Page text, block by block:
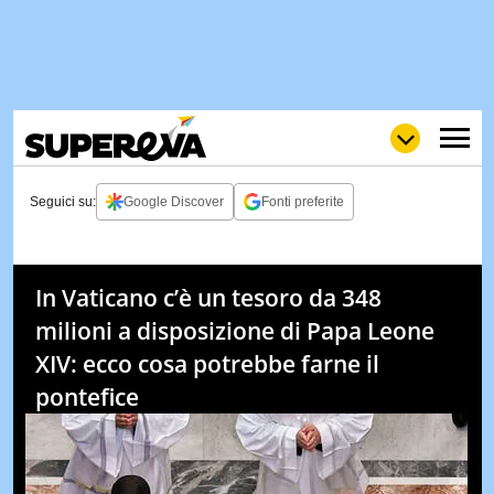
NEWS
& TV
QUIZ
Seguici su: Google Discover Fonti preferite
In Vaticano c’è un tesoro da 348
milioni a disposizione di Papa Leone
XIV: ecco cosa potrebbe farne il
pontefice